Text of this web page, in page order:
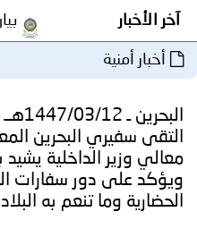
المكاتب
المجلس
مؤتمرات
و
اجتماعات
جهود
و
برامج
آخر الأخبار بيان
أخبار أمنية
التقى سفيري البحرين
معالي وزير الداخلية يشيد
ويؤكد على دور سفارات
الحضارية وما تنعم به